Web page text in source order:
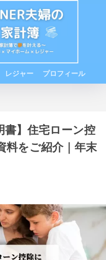
レジャー プロフィール
書】住宅ローン控
料をご紹介｜年末